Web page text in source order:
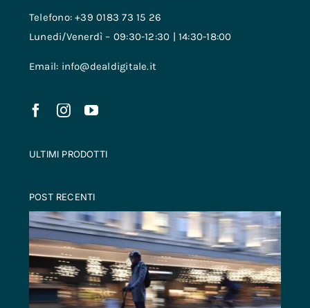
Telefono: +39 0183 73 15 26
Lunedi/Venerdì – 09:30-12:30 | 14:30-18:00
Email: info@dealdigitale.it
ULTIMI PRODOTTI
POST RECENTI